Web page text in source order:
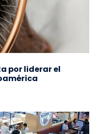
por liderar el